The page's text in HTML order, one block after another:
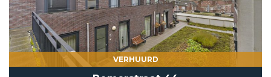
VERHUURD